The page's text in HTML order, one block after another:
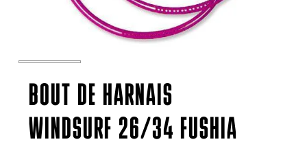
BOUT DE HARNAIS
WINDSURF 26/34 FUSHIA